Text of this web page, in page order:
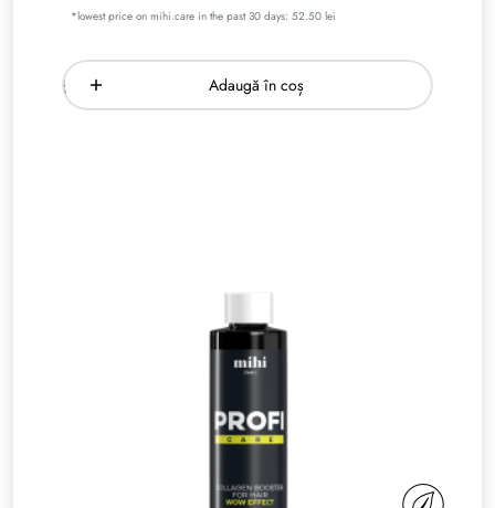
*lowest price on mihi.care in the past 30 days: 52.50 lei
Adaugă în coș